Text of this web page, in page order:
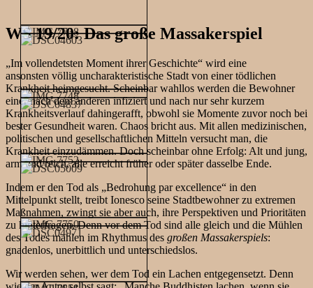
WS 19/20: Das große Massakerspiel
„Im vollendetsten Moment ihrer Geschichte“ wird eine
ansonsten völlig uncharakteristische Stadt von einer tödlichen
Krankheit heimgesucht. Scheinbar wahllos werden die Bewohner
einer nach dem anderen infiziert und nach nur sehr kurzem
Krankheitsverlauf dahingerafft, obwohl sie Momente zuvor noch bei
bester Gesundheit waren. Chaos bricht aus. Mit allen medizinischen,
politischen und gesellschaftlichen Mitteln versucht man, die
Krankheit einzudämmen. Doch scheinbar ohne Erfolg: Alt und jung,
arm und reich, alle erreicht früher oder später dasselbe Ende.
Indem er den Tod als „Bedrohung par excellence“ in den
Mittelpunkt stellt, treibt Ionesco seine Stadtbewohner zu extremen
Maßnahmen, zwingt sie aber auch, ihre Perspektiven und Prioritäten
zu hinterfragen. Denn vor dem Tod sind alle gleich und die Mühlen
des Todes mahlen im Rhythmus des großen Massakerspiels:
gnadenlos, unerbittlich und unterschiedslos.
Wir werden sehen, wer dem Tod ein Lachen entgegensetzt. Denn